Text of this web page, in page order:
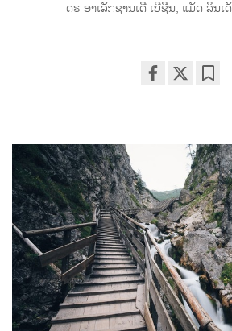
ດຣ ອາເລັກຊານເດີ ເບີຊີນ, ແມັດ ລິນເ
on